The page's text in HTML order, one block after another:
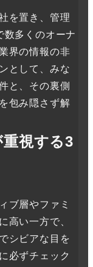
を置き、管理
数多くのオーナ
界の情報の非
として、みな
と、その裏側
包み隠さず解
視する3
ブ層やファミ
高い一方で、
シビアな目を
必ずチェック